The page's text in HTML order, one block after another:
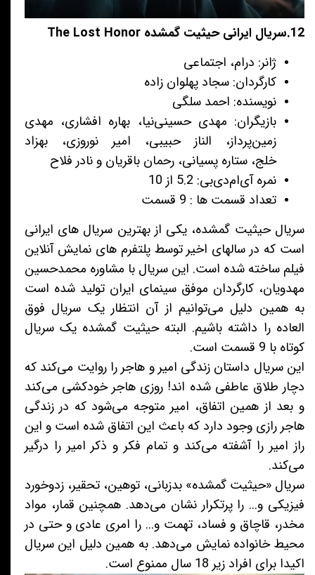
12.سریال ایرانی حیثیت گمشده The Lost Honor
ژانر: درام، اجتماعی
کارگردان: سجاد پهلوان زاده
نویسنده: احمد سلگی
بازیگران: مهدی حسینی‌نیا، بهاره افشاری، مهدی
زمین‌پرداز، الناز حبیبی، امیر نوروزی، بهزاد
خلج، ستاره پسیانی، رحمان باقریان و نادر فلاح
نمره آی‌ام‌دی‌بی: 5.2 از 10
تعداد قسمت ها : 9 قسمت
سریال حیثیت گمشده، یکی از بهترین سریال های ایرانی
است که در سالهای اخیر توسط پلتفرم های نمایش آنلاین
فیلم ساخته شده است. این سریال با مشاوره محمدحسین
مهدویان، کارگردان موفق سینمای ایران تولید شده است
به همین دلیل می‌توانیم از آن انتظار یک سریال فوق
العاده را داشته باشیم. البته حیثیت گمشده یک سریال
کوتاه با 9 قسمت است.
این سریال داستان زندگی امیر و هاجر را روایت می‌کند که
دچار طلاق عاطفی شده اند! روزی هاجر خودکشی می‌کند
و بعد از همین اتفاق، امیر متوجه می‌شود که در زندگی
هاجر رازی وجود دارد که باعث این اتفاق شده است و این
راز امیر را آشفته می‌کند و تمام فکر و ذکر امیر را درگیر
می‌کند.
سریال «حیثیت گمشده» بدزبانی، توهین، تحقیر، زدوخورد
فیزیکی و... را پرتکرار نشان می‌دهد. همچنین قمار، مواد
مخدر، قاچاق و فساد، تهمت و... را امری عادی و حتی در
محیط خانواده نمایش می‌دهد. به همین دلیل این سریال
اکیدا برای افراد زیر 18 سال ممنوع است.